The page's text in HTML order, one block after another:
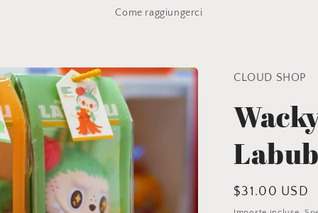
Come raggiungerci
CLOUD SHOP
Prezzo
$31.00 USD